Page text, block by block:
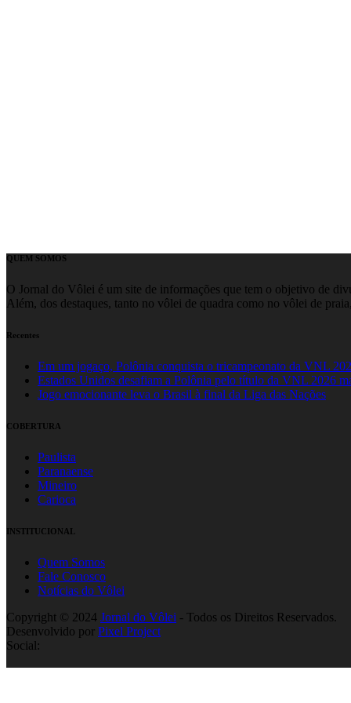
QUEM SOMOS
O Jornal do Vôlei é um site de informações que tem o objetivo de
Além, dos destaques, tanto no vôlei de quadra como no vôlei de
Recentes
Em um jogaço, Polônia conquista o tricampeonato da VNL
Estados Unidos desafiam a Polônia pelo título da VNL 2026
Jogo emocionante leva o Brasil à final da Liga das Nações
COBERTURA
Paulista
Paranaense
Mineiro
Carioca
INSTITUCIONAL
Quem Somos
Fale Conosco
Notícias do Vôlei
Copyright © 2024 Jornal do Vôlei - Todos os Direitos Reservados.
Desenvolvido por Pixel Project
Social: